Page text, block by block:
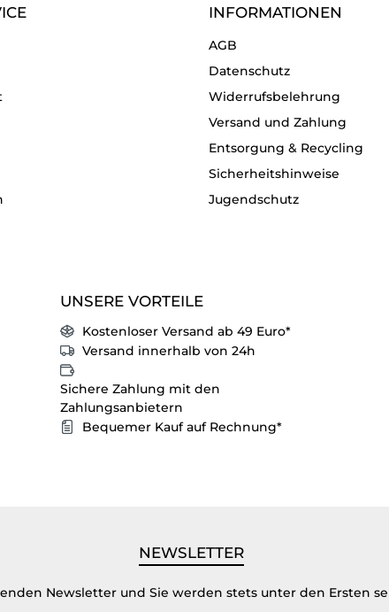
INFORMATIONEN
AGB
Datenschutz
Widerrufsbelehrung
Versand und Zahlung
Entsorgung & Recycling
Sicherheitshinweise
Jugendschutz
UNSERE VORTEILE
Kostenloser Versand ab 49 Euro*
Versand innerhalb von 24h
Sichere Zahlung mit den
Zahlungsanbietern
Bequemer Kauf auf Rechnung*
NEWSLETTER
Newsletter und Sie werden stets unter den Ersten